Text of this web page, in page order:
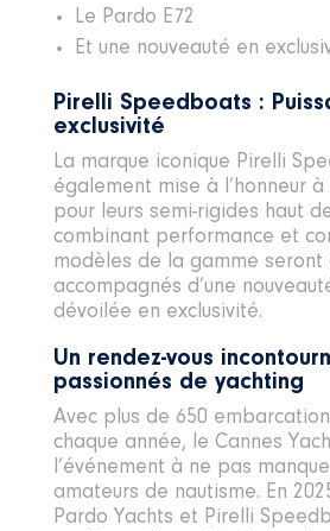
Le Pardo E72
Et une nouveauté en
Pirelli Speedboats :
exclusivité
La marque iconique Pirelli
également mise à l’honneur à
pour leurs semi-rigides haut
combinant performance et
modèles de la gamme seront
accompagnés d’une
dévoilée en exclusivité.
Un rendez-vous
passionnés de yachting
Avec plus de 650
chaque année, le Cannes
l’événement à ne pas
amateurs de nautisme. En
Pardo Yachts et Pirelli